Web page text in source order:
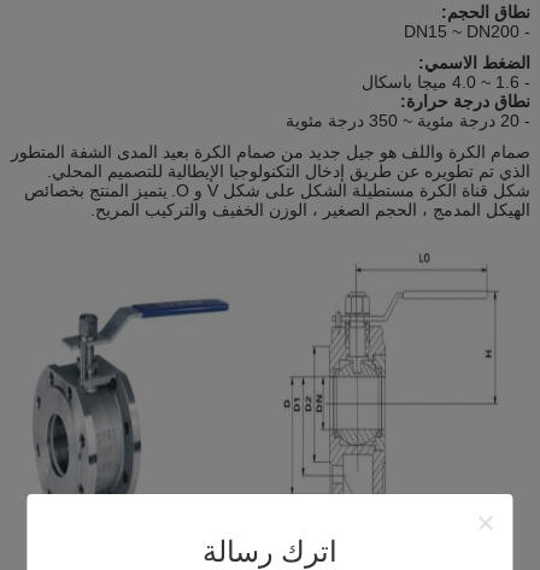
اترك رسالة
نطاق الحجم:
- DN15 ~ DN200
الضغط الاسمي:
- 1.6 ~ 4.0 ميجا باسكال
نطاق درجة حرارة:
- 20 درجة مئوية ~ 350 درجة مئوية
صمام الكرة واللف هو جيل جديد من صمام الكرة بعيد المدى الشفة المتطور
الذي تم تطويره عن طريق إدخال التكنولوجيا الإيطالية للتصميم المحلي.
شكل قناة الكرة مستطيلة الشكل على شكل V و O.
يتميز المنتج بخصائص
الهيكل المدمج ، الحجم الصغير ، الوزن الخفيف والتركيب المريح.